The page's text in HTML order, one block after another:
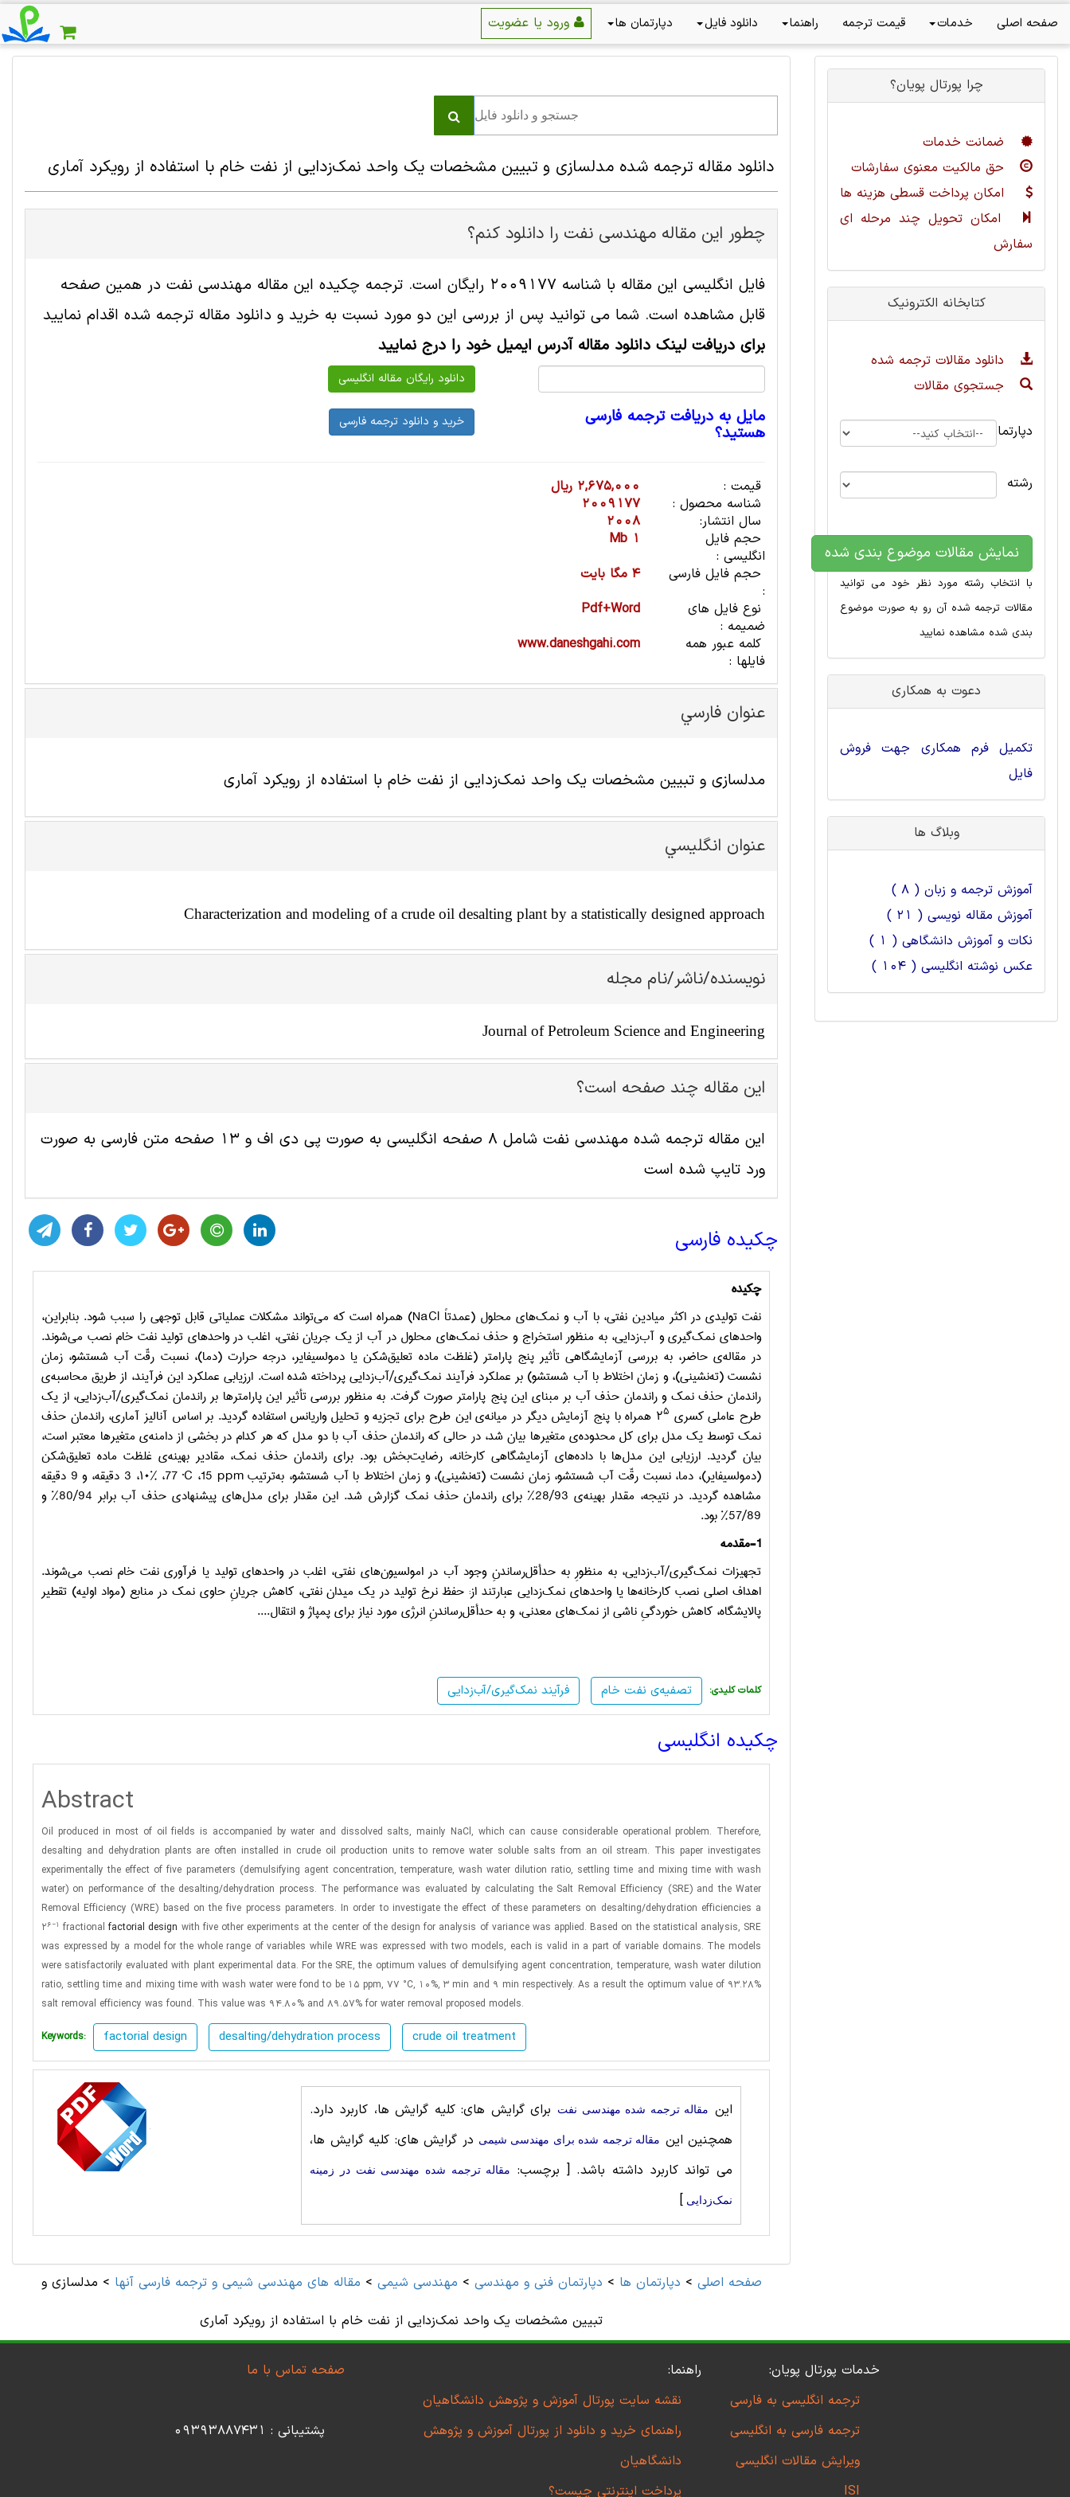
صفحه اصلی خدمات قیمت ترجمه راهنما دانلود فایل دپارتمان ها
دانلود مقاله ترجمه شده مدلسازی و تبیین مشخصات یک واحد نمک‌زدایی از نفت خام با استفاده از رویکرد آماری
چطور این مقاله مهندسی نفت را دانلود کنم؟
فایل انگلیسی این مقاله با شناسه 2009177 رایگان است. ترجمه چکیده این مقاله مهندسی نفت در همین صفحه
قابل مشاهده است. شما می توانید پس از بررسی این دو مورد نسبت به خرید و دانلود مقاله ترجمه شده اقدام نمایید
برای دریافت لینک دانلود مقاله آدرس ایمیل خود را درج نمایید
مایل به دریافت ترجمه فارسی
هستید؟
قیمت :
2,675,000 ریال
شناسه محصول :
2009177
سال انتشار:
2008
حجم فایل
انگلیسی :
1 Mb
حجم فایل فارسی
:
4 مگا بایت
نوع فایل های
ضمیمه :
Pdf+Word
کلمه عبور همه
فایلها :
www.daneshgahi.com
عنوان فارسي
مدلسازی و تبیین مشخصات یک واحد نمک‌زدایی از نفت خام با استفاده از رویکرد آماری
عنوان انگليسي
Characterization and modeling of a crude oil desalting plant by a statistically designed approach
نویسنده/ناشر/نام مجله
Journal of Petroleum Science and Engineering
این مقاله چند صفحه است؟
این مقاله ترجمه شده مهندسی نفت شامل 8 صفحه انگلیسی به صورت پی دی اف و 13 صفحه متن فارسی به صورت
ورد تایپ شده است
چکیده فارسی
چکیده
نفت تولیدی در اکثر میادین نفتی، با آب و نمک‌های محلول (عمدتاً NaCl) همراه است که می‌تواند مشکلات عملیاتی قابل توجهی را سبب شود. بنابراین،
واحدهای نمک‌گیری و آب‌زدایی، به منظور استخراج و حذف نمک‌های محلول در آب از یک جریان نفتی، اغلب در واحدهای تولید نفت خام نصب می‌شوند.
در مقاله‌ی حاضر، به بررسی آزمایشگاهی تأثیر پنج پارامتر (غلظت ماده تعلیق‌شکن یا دمولسیفایر، درجه حرارت (دما)، نسبت رقّت آب شستشو، زمان
نشست (ته‌نشینی)، و زمان اختلاط با آب شستشو) بر عملکرد فرآیند نمک‌گیری/آب‌زدایی پرداخته شده است. ارزیابی عملکرد این فرآیند، از طریق محاسبه‌ی
راندمان حذف نمک و راندمان حذف آب بر مبنای این پنج پارامتر صورت گرفت. به منظور بررسی تأثیر این پارامترها بر راندمان نمک‌گیری/آب‌زدایی، از یک
طرح عاملی کسری ۲ ۵
همراه با پنج آزمایش دیگر در میانه‌ی این طرح برای تجزیه و تحلیل واریانس استفاده گردید. بر اساس آنالیز آماری، راندمان حذف
نمک توسط یک مدل برای کل محدوده‌ی متغیرها بیان شد، در حالی که راندمان حذف آب با دو مدل که هر کدام در بخشی از دامنه‌ی متغیرها معتبر است،
بیان گردید. ارزیابی این مدل‌ها با داده‌های آزمایشگاهی کارخانه، رضایت‌بخش بود. برای راندمان حذف نمک، مقادیر بهینه‌ی غلظت ماده تعلیق‌شکن
(دمولسیفایر)، دما، نسبت رقّت آب شستشو، زمان نشست (ته‌نشینی)، و زمان اختلاط با آب شستشو، به‌ترتیبppm
˚C
77، %۱۰، 3 دقیقه، و 9 دقیقه
مشاهده گردید. در نتیجه، مقدار بهینه‌ی 28/93% برای راندمان حذف نمک گزارش شد. این مقدار برای مدل‌های پیشنهادی حذف آب برابر 80/94% و
57/89% بود.
1
-مقدمه
تجهیزات نمک‌گیری/آب‌زدایی، به منظورِ به حدأقل‌رساندنِ وجود آب در امولسیون‌های نفتی، اغلب در واحدهای تولید یا فرآوری نفت خام نصب می‌شوند.
اهداف اصلی نصب کارخانه‌ها یا واحدهای نمک‌زدایی عبارتند از: حفظ نرخ تولید در یک میدان نفتی، کاهش جریانِ حاوی نمک در منابع (مواد اولیه) تقطیر
پالایشگاه، کاهش خوردگیِ ناشی از نمک‌های معدنی، و به حدأقل‌رساندنِ انرژی مورد نیاز برای پمپاژ و انتقال....
فرآیند نمک‌گیری/آب‌زدایی تصفیه‌ی نفت خام :کلمات کلیدی
چکیده انگلیسی
Abstract
Oil produced in most of oil fields is accompanied by water and dissolved salts, mainly NaCl, which can cause considerable operational problem. Therefore,
desalting and dehydration plants are often installed in crude oil production units to remove water soluble salts from an oil stream. This paper investigates
experimentally the effect of five parameters (demulsifying agent concentration, temperature, wash water dilution ratio, settling time and mixing time with wash
water) on performance of the desalting/dehydration process. The performance was evaluated by calculating the Salt Removal Efficiency (SRE) and the Water
Removal Efficiency (WRE) based on the five process parameters. In order to investigate the effect of these parameters on desalting/dehydration efficiencies a
26−1 fractionalfactorial design with five other experiments at the center of the design for analysis of variance was applied. Based on the statistical analysis, SRE
was expressed by a model for the whole range of variables while WRE was expressed with two models, each is valid in a part of variable domains. The models
were satisfactorily evaluated with plant experimental data. For the SRE, the optimum values of demulsifying agent concentration, temperature, wash water dilution
ratio, settling time and mixing time with wash water were fond to be 15 ppm, 77 °C, 10%, 3 min and 9 min respectively. As a result the optimum value of 93.28%
salt removal efficiency was found. This value was 94.80% and 89.57% for water removal proposed models.
Keywords: factorial design desalting/dehydration process crude oil treatment
این مقاله ترجمه شده مهندسی نفت
برای گرایش های: کلیه گرایش ها، کاربرد دارد.
همچنین این مقاله ترجمه شده برای مهندسی شیمی در گرایش های: کلیه گرایش ها،
می تواند کاربرد داشته باشد.[ برچسب: مقاله ترجمه شده مهندسی نفت در زمینه
نمک‌زدایی ]
صفحه اصلی > دپارتمان ها > دپارتمان فنی و مهندسی > مهندسی شیمی > مقاله های مهندسی شیمی و ترجمه فارسی آنها > مدلسازی و
تبیین مشخصات یک واحد نمک‌زدایی از نفت خام با استفاده از رویکرد آماری
چرا پورتال پویان؟
ضمانت خدمات
حق مالکیت معنوی سفارشات
امکان پرداخت قسطی هزینه ها
امکان تحویل چند مرحله ای
سفارش
کتابخانه الکترونیک
دانلود مقالات ترجمه شده
جستجوی مقالات
دپارتمان
رشته
نمایش مقالات موضوع بندی شده
با انتخاب رشته مورد نظر خود می توانید
مقالات ترجمه شده آن رو به صورت موضوع
بندی شده مشاهده نمایید
دعوت به همکاری
تکمیل فرم همکاری جهت فروش
فایل
وبلاگ ها
آموزش ترجمه و زبان ( 8 )
آموزش مقاله نویسی ( 21 )
نکات و آموزش دانشگاهی ( 1 )
عکس نوشته انگلیسی ( 104 )
خدمات پورتال پویان:
ترجمه انگلیسی به فارسی
ترجمه فارسی به انگلیسی
ویرایش مقالات انگلیسی
ISI
راهنما:
نقشه سایت پورتال آموزش و پژوهش دانشگاهیان
راهنمای خرید و دانلود از پورتال آموزش و پژوهش
دانشگاهیان
پرداخت اینترنتی چیست؟
صفحه تماس با ما
پشتیبانی : 09393887431